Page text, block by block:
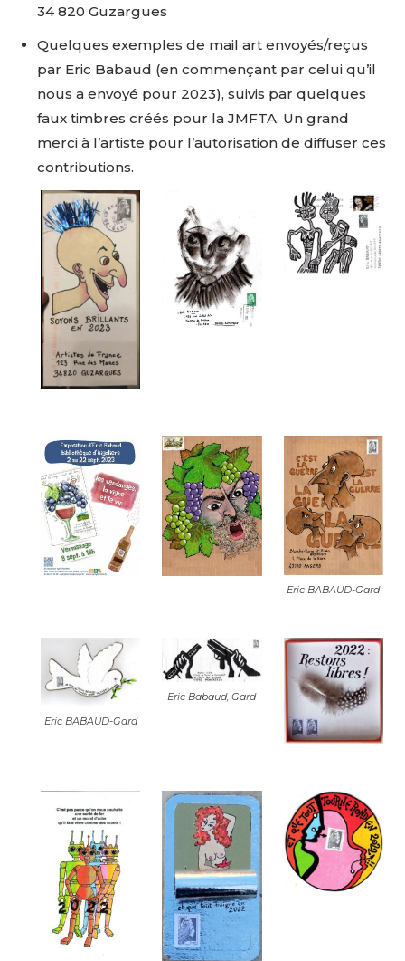
Adresse email*
Nom
34 820 Guzargues
Quelques exemples de mail art envoyés/reçus
par Eric Babaud (en commençant par celui qu’il
nous a envoyé pour 2023), suivis par quelques
faux timbres créés pour la JMFTA. Un grand
merci à l’artiste pour l’autorisation de diffuser ces
contributions.
Eric BABAUD-Gard
Eric BABAUD-Gard
Eric Babaud, Gard